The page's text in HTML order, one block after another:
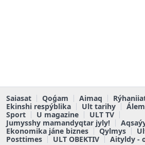
Saiasat Qoǵam Aimaq
Ekinshi respýblika
Ult tarihy
Sport
U magazine
ULT TV
Jumysshy mamandyqtar jyly!
Ekonomika jáne biznes
Qylmys
Posttimes
ULT OBEKTIV Aityldy -